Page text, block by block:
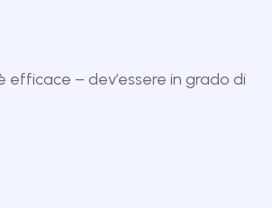
– dev’essere in grado di